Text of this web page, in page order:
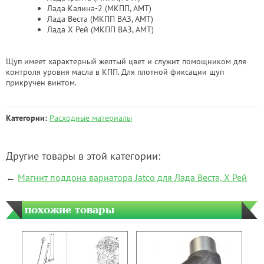
Лада Калина-2 (МКПП, АМТ)
Лада Веста (МКПП ВАЗ, АМТ)
Лада Х Рей (МКПП ВАЗ, АМТ)
Щуп имеет характерный желтый цвет и служит помощником для
контроля уровня масла в КПП. Для плотной фиксации щуп
прикручен винтом.
Категории: Расходные материалы
Другие товары в этой категории:
← Магнит поддона вариатора Jatco для Лада Веста, Х Рей
похожие товары